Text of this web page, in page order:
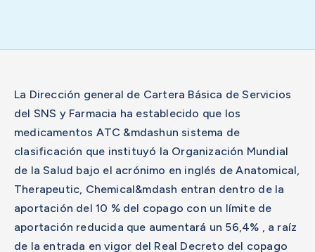
La Dirección general de Cartera Básica de Servicios
del SNS y Farmacia ha establecido que los
medicamentos ATC &mdashun sistema de
clasificación que instituyó la Organización Mundial
de la Salud bajo el acrónimo en inglés de Anatomical,
Therapeutic, Chemical&mdash entran dentro de la
aportación del 10 % del copago con un límite de
aportación reducida que aumentará un 56,4% , a raíz
de la entrada en vigor del Real Decreto del copago